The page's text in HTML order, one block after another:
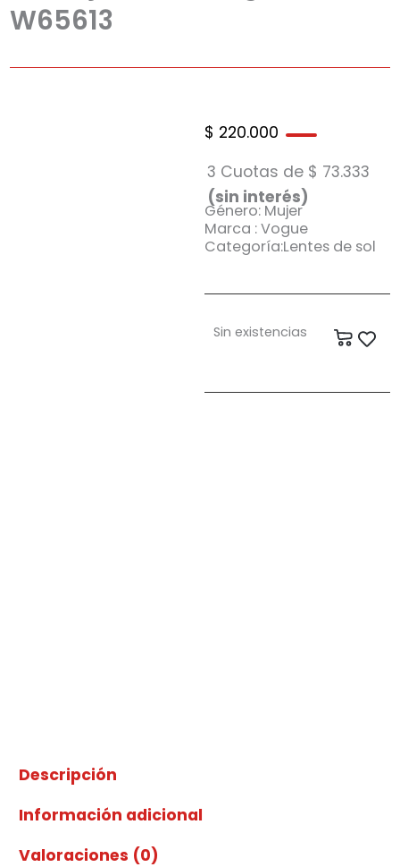
W65613
$ 220.000
3 Cuotas de $ 73.333
(sin interés)
Género: Mujer
Marca : Vogue
Categoría:Lentes de sol
Sin existencias
Descripción
Información adicional
Valoraciones (0)